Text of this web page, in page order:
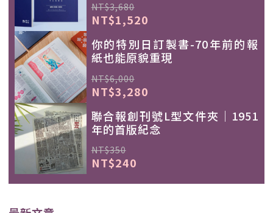
NT$3,680
NT$1,520
你的特別日訂製書-70年前的報
紙也能原貌重現
NT$6,000
NT$3,280
聯合報創刊號L型文件夾｜1951
年的首版紀念
NT$350
NT$240